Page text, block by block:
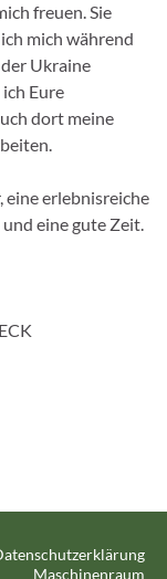
freuen. Sie
mich während
Ukraine
Eure
dort meine
eine erlebnisreiche
eine gute Zeit.
Maschinenraum